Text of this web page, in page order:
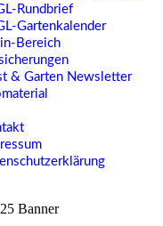
Rundbrief
Gartenkalender
Bereich
& Garten Newsletter